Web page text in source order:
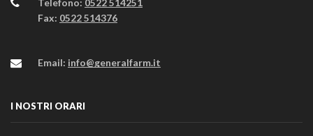
Telefono: 0522 514251
Fax: 0522 514376
Email: info@generalfarm.it
I NOSTRI ORARI